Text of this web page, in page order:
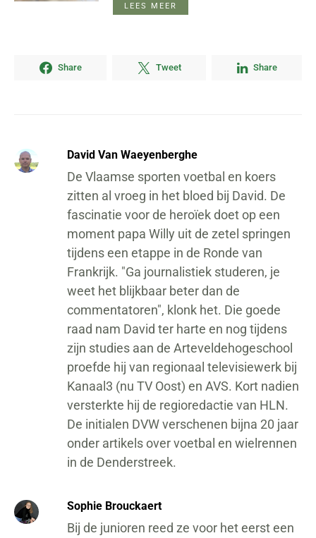
LEES MEER
Share Tweet Share
David Van Waeyenberghe
De Vlaamse sporten voetbal en koers
zitten al vroeg in het bloed bij David. De
fascinatie voor de heroïek doet op een
moment papa Willy uit de zetel springen
tijdens een etappe in de Ronde van
Frankrijk. "Ga journalistiek studeren, je
weet het blijkbaar beter dan de
commentatoren", klonk het. Die goede
raad nam David ter harte en nog tijdens
zijn studies aan de Arteveldehogeschool
proefde hij van regionaal televisiewerk bij
Kanaal3 (nu TV Oost) en AVS. Kort nadien
versterkte hij de regioredactie van HLN.
De initialen DVW verschenen bijna 20 jaar
onder artikels over voetbal en wielrennen
in de Denderstreek.
Sophie Brouckaert
Bij de junioren reed ze voor het eerst een